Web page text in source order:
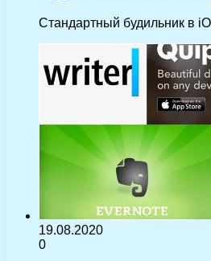
Стандартный будильник в
19.08.2020
0